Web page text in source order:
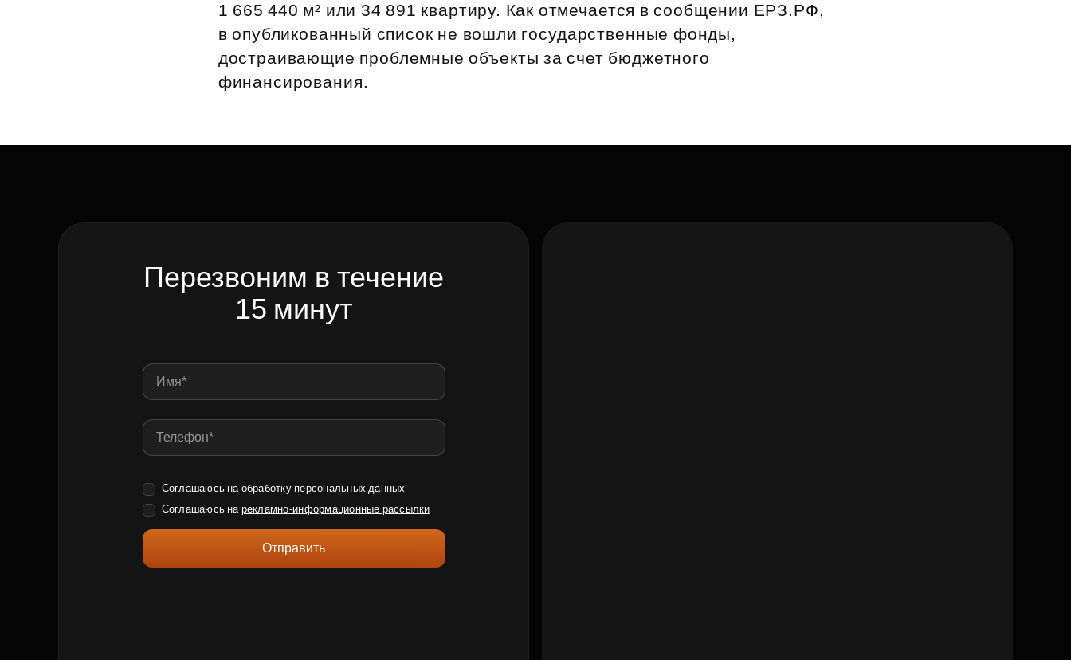
1 665 440 м² или 34 891 квартиру. Как отмечается в сообщении ЕРЗ.РФ,
в опубликованный список не вошли государственные фонды,
достраивающие проблемные объекты за счет бюджетного
финансирования.
Перезвоним в течение
15 минут
Соглашаюсь на обработку персональных данных
Соглашаюсь на рекламно-информационные рассылки
Отправить